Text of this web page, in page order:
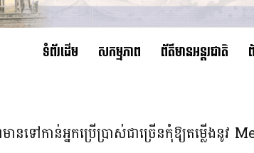
ទំព័រដើម សកម្មភាព ព័ត៌មានអន្តរជាតិ
នទៅកាន់អ្នកប្រើប្រាស់ជាច្រើនកុំឱ្យតម្លើងនូ